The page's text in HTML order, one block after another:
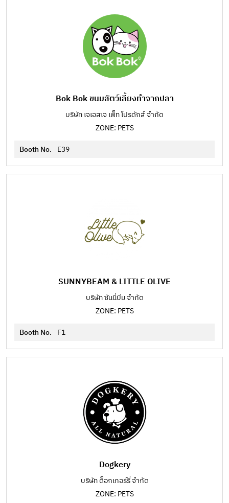
Bok Bok ขนมสัตว์เลี้ยงทำจากปลา
บริษัท เจเอสเจ เพ็ท โปรดักส์ จำกัด
ZONE: PETS
Booth No. E39
SUNNYBEAM & LITTLE OLIVE
บริษัท ซันนี่บีม จำกัด
ZONE: PETS
Booth No. F1
Dogkery
บริษัท ด็อกเกอร์รี่ จำกัด
ZONE: PETS